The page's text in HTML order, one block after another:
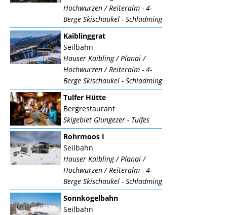
Hochwurzen / Reiteralm - 4-
Berge Skischaukel - Schladming
Kaiblinggrat
Seilbahn
Hauser Kaibling / Planai /
Hochwurzen / Reiteralm - 4-
Berge Skischaukel - Schladming
Tulfer Hütte
Bergrestaurant
Skigebiet Glungezer - Tulfes
Rohrmoos I
Seilbahn
Hauser Kaibling / Planai /
Hochwurzen / Reiteralm - 4-
Berge Skischaukel - Schladming
Sonnkogelbahn
Seilbahn